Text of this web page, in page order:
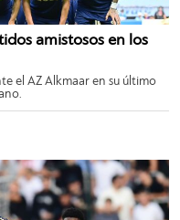
amistosos en los
el AZ Alkmaar en su último